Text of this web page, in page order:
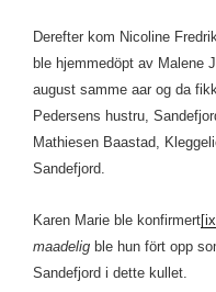
Derefter kom Nicoline
ble hjemmedöpt av Malene
august samme aar og da
Pedersens hustru,
Mathiesen Baastad,
Sandefjord.
Karen Marie ble konfirmert
maadelig ble hun fört opp
Sandefjord i dette kullet.